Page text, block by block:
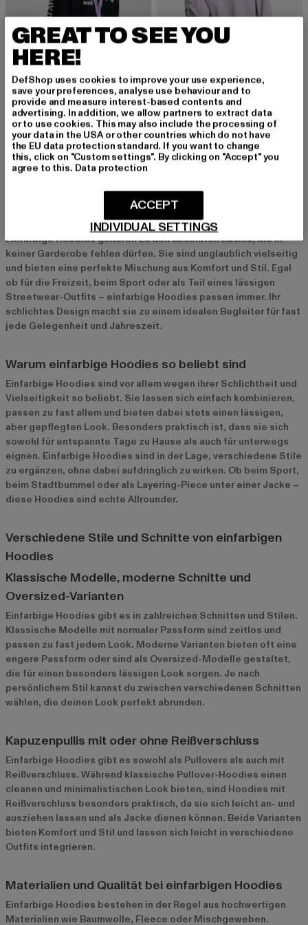
JUST RHYSE
Holiday Division
20,00 EUR
Derzeitiger Preis: 20,00 EUR
49,99 EURAktionspreis: 49,99 EUR
URBAN CLASSICS
17,50 EUR
Derzeitiger Preis: 17,50 EUR
39,99 EURAktionspreis:
Einfarbige Hoodies: Der perfekte Allrounder für
Einfarbige Hoodies gehören zu den absoluten Basics, die in
keiner Garderobe fehlen dürfen. Sie sind unglaublich vielseitig
und bieten eine perfekte Mischung aus Komfort und Stil. Egal
ob für die Freizeit, beim Sport oder als Teil eines lässigen
Streetwear-Outfits – einfarbige Hoodies passen immer. Ihr
schlichtes Design macht sie zu einem idealen Begleiter für fast
jede Gelegenheit und Jahreszeit.
Warum einfarbige Hoodies so beliebt sind
Einfarbige Hoodies sind vor allem wegen ihrer Schlichtheit und
Vielseitigkeit so beliebt. Sie lassen sich einfach kombinieren,
passen zu fast allem und bieten dabei stets einen lässigen,
aber gepflegten Look. Besonders praktisch ist, dass sie sich
sowohl für entspannte Tage zu Hause als auch für unterwegs
eignen. Einfarbige Hoodies sind in der Lage, verschiedene Stile
zu ergänzen, ohne dabei aufdringlich zu wirken. Ob beim Sport,
beim Stadtbummel oder als Layering-Piece unter einer Jacke –
diese Hoodies sind echte Allrounder.
Verschiedene Stile und Schnitte von einfarbigen
Hoodies
Klassische Modelle, moderne Schnitte und
Oversized-Varianten
Einfarbige Hoodies gibt es in zahlreichen Schnitten und Stilen.
Klassische Modelle mit normaler Passform sind zeitlos und
passen zu fast jedem Look. Moderne Varianten bieten oft eine
engere Passform oder sind als Oversized-Modelle gestaltet,
die für einen besonders lässigen Look sorgen. Je nach
persönlichem Stil kannst du zwischen verschiedenen Schnitten
wählen, die deinen Look perfekt abrunden.
Kapuzenpullis mit oder ohne Reißverschluss
Einfarbige Hoodies gibt es sowohl als Pullovers als auch mit
Reißverschluss. Während klassische Pullover-Hoodies einen
cleanen und minimalistischen Look bieten, sind Hoodies mit
Reißverschluss besonders praktisch, da sie sich leicht an- und
ausziehen lassen und als Jacke dienen können. Beide Varianten
bieten Komfort und Stil und lassen sich leicht in verschiedene
Outfits integrieren.
Materialien und Qualität bei einfarbigen Hoodies
Einfarbige Hoodies bestehen in der Regel aus hochwertigen
Materialien wie Baumwolle, Fleece oder Mischgeweben.
GREAT TO SEE YOU
HERE!
DefShop uses cookies to improve your use experience,
save your preferences, analyse use behaviour and to
provide and measure interest-based contents and
advertising. In addition, we allow partners to extract data
or to use cookies. This may also include the processing of
your data in the USA or other countries which do not have
the EU data protection standard. If you want to change
this, click on "Custom settings". By clicking on "Accept" you
agree to this. Data protection
INDIVIDUAL SETTINGS
ACCEPT